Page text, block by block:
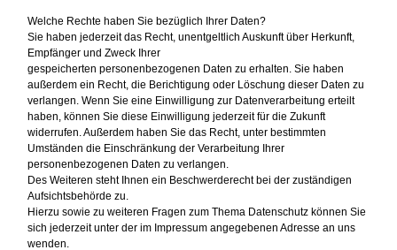
Welche Rechte haben Sie bezüglich Ihrer Daten?
Sie haben jederzeit das Recht, unentgeltlich Auskunft über Herkunft,
Empfänger und Zweck Ihrer
gespeicherten personenbezogenen Daten zu erhalten. Sie haben
außerdem ein Recht, die Berichtigung oder Löschung dieser Daten zu
verlangen. Wenn Sie eine Einwilligung zur Datenverarbeitung erteilt
haben, können Sie diese Einwilligung jederzeit für die Zukunft
widerrufen. Außerdem haben Sie das Recht, unter bestimmten
Umständen die Einschränkung der Verarbeitung Ihrer
personenbezogenen Daten zu verlangen.
Des Weiteren steht Ihnen ein Beschwerderecht bei der zuständigen
Aufsichtsbehörde zu.
Hierzu sowie zu weiteren Fragen zum Thema Datenschutz können Sie
sich jederzeit unter der im Impressum angegebenen Adresse an uns
wenden.